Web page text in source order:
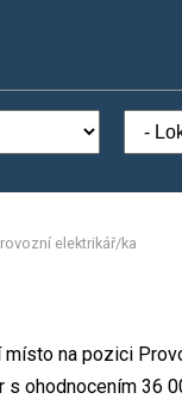
elektrikář/ka
místo na pozici
s ohodnocením 36